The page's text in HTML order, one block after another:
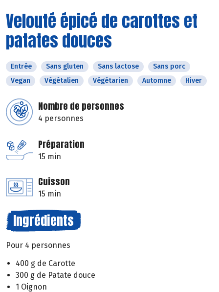
Velouté épicé de carottes et
patates douces
Entrée Sans gluten Sans lactose
Sans porc
Vegan
Végétalien Végétarien Automne Hiver
Nombre de personnes
4 personnes
Préparation
15 min
Cuisson
15 min
Ingrédients
Pour 4 personnes
400 g de Carotte
300 g de Patate douce
1 Oignon